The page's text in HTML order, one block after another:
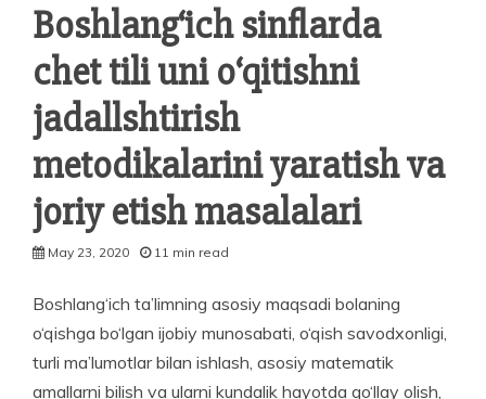
Boshlang‘ich sinflarda
chet tili uni o‘qitishni
jadallshtirish
metodikalarini yaratish va
joriy etish masalalari
May 23, 2020 11 min read
Boshlang‘ich ta’limning asosiy maqsadi bolaning
o‘qishga bo‘lgan ijobiy munosabati, o‘qish savodxonligi,
turli ma’lumotlar bilan ishlash, asosiy matematik
amallarni bilish va ularni kundalik hayotda qo‘llay olish,